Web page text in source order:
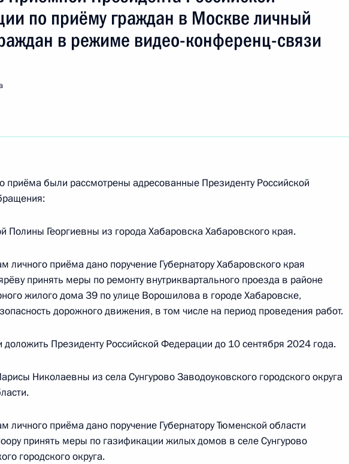
Показать следующие материалы
Российской Федерации по общественным проектам Сергей
17:28
года по поручению Президента Российской Федерации начальник
Российской Федерации по приграничному сотрудничеству
провёл в Приёмной Президента Российской Федерации по приёму
личный приём граждан в режиме видео-конференц-связи
18:27
года, пятница
исполнения поручения, данного по итогам личного приёма
конференц-связи жительницы Хабаровского края, проведённого
Президента Российской Федерации начальником Управления
по приёму граждан в Москве личный
в режиме видео-конференц-связи
приёма были рассмотрены адресованные Президенту Российской
Полины Георгиевны из города Хабаровска Хабаровского края.
личного приёма дано поручение Губернатору Хабаровского края
принять меры по ремонту внутриквартального проезда в районе
жилого дома 39 по улице Ворошилова в городе Хабаровске,
дорожного движения, в том числе на период проведения работ.
Президенту Российской Федерации до 10 сентября 2024 года.
Николаевны из села Сунгурово Заводоуковского городского округа
личного приёма дано поручение Губернатору Тюменской области
принять меры по газификации жилых домов в селе Сунгурово
городского округа.